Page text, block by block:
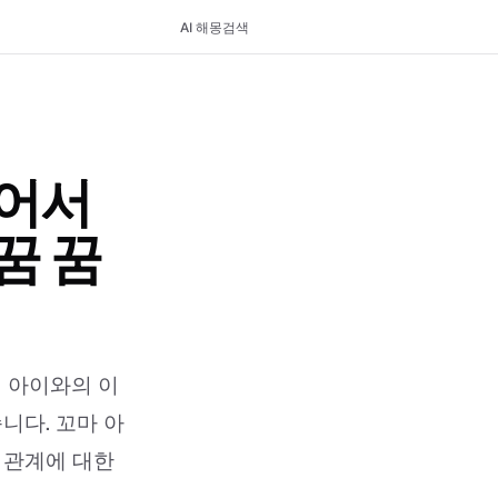
AI 해몽검색
서
꿈
이와의 이
다. 꼬마 아
계에 대한